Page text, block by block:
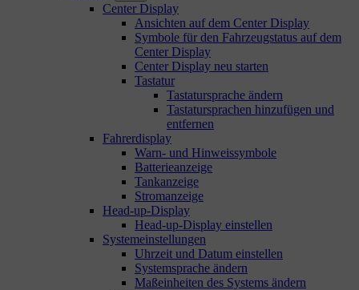
Center Display
Ansichten auf dem Center Display
Symbole für den Fahrzeugstatus auf dem
Center Display
Center Display neu starten
Tastatur
Tastatursprache ändern
Tastatursprachen hinzufügen und
entfernen
Fahrerdisplay
Warn- und Hinweissymbole
Batterieanzeige
Tankanzeige
Stromanzeige
Head-up-Display
Head-up-Display einstellen
Systemeinstellungen
Uhrzeit und Datum einstellen
Systemsprache ändern
Maßeinheiten des Systems ändern